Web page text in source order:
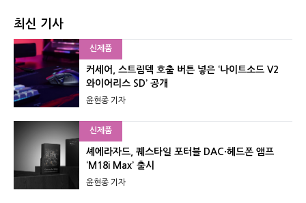
최신 기사
신제품
커세어, 스트림덱 호출 버튼 넣은 ‘나이트소드 V2
와이어리스 SD’ 공개
윤현종 기자
신제품
셰에라자드, 퀘스타일 포터블 DAC·헤드폰 앰프
‘M18i Max’ 출시
윤현종 기자